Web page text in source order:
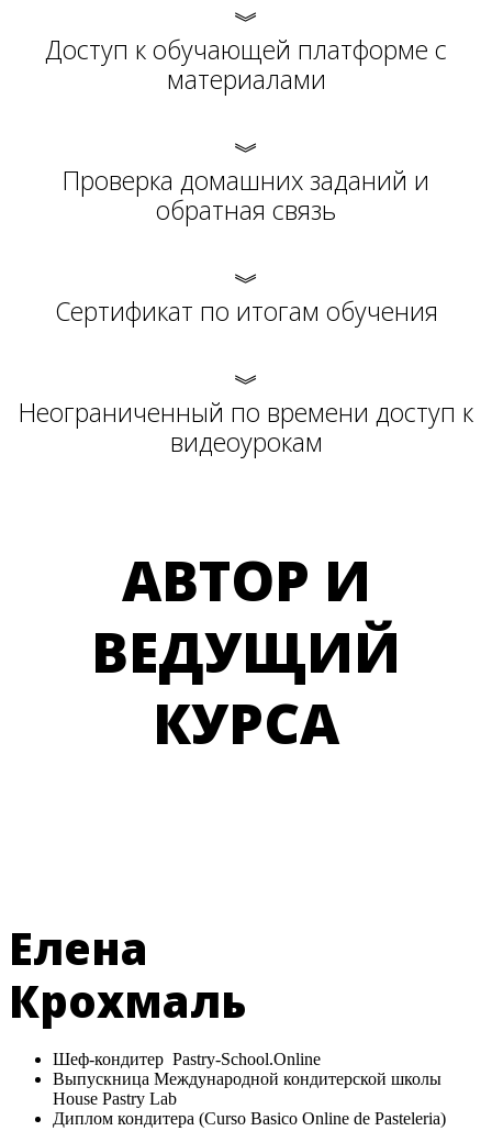
︾
Доступ к обучающей платформе с
материалами
︾
Проверка домашних заданий и
обратная связь
︾
Сертификат по итогам обучения
︾
Неограниченный по времени доступ к
видеоурокам
АВТОР И
ВЕДУЩИЙ
КУРСА
Елена
Крохмаль
Шеф-кондитер Pastry-School.Online
Выпускница Международной кондитерской школы
House Pastry Lab
Диплом кондитера (Curso Basico Online de Pasteleria)